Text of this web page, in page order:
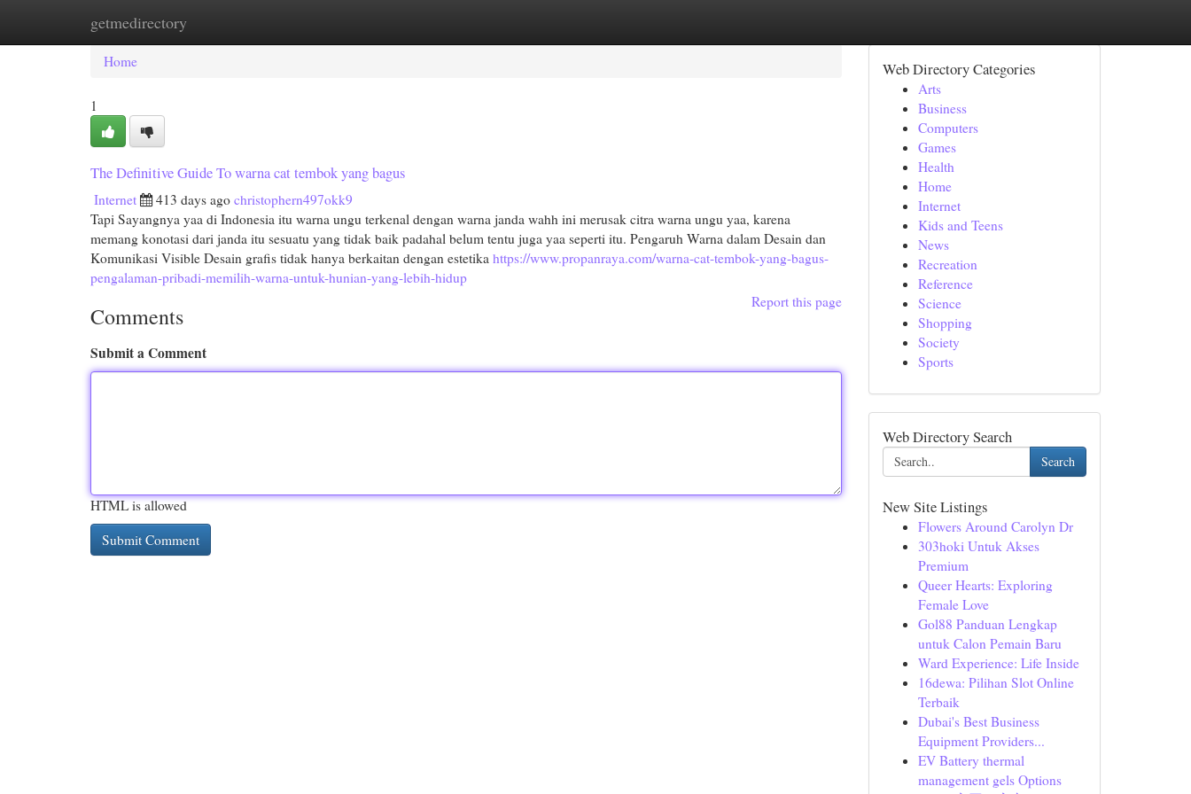
getmedirectory
Home New Site Listings
Home
1
The Definitive Guide To warna cat tembok yang bagus
Internet 413 days ago christophern497okk9
Tapi Sayangnya yaa di Indonesia itu warna ungu terkenal dengan warna janda wahh ini merusak citra warna ungu yaa, karena
memang konotasi dari janda itu sesuatu yang tidak baik padahal belum tentu juga yaa seperti itu. Pengaruh Warna dalam Desain dan
Komunikasi Visible Desain grafis tidak hanya berkaitan dengan estetika https://www.propanraya.com/warna-cat-tembok-yang-bagus-
pengalaman-pribadi-memilih-warna-untuk-hunian-yang-lebih-hidup
Report this page
Comments
Submit a Comment
HTML is allowed
Web Directory Categories
Arts
Business
Computers
Games
Health
Home
Internet
Kids and Teens
News
Recreation
Reference
Science
Shopping
Society
Sports
Web Directory Search
Search
New Site Listings
Flowers Around Carolyn Dr
303hoki Untuk Akses
Premium
Queer Hearts: Exploring
Female Love
Gol88 Panduan Lengkap
untuk Calon Pemain Baru
Ward Experience: Life Inside
16dewa: Pilihan Slot Online
Terbaik
Dubai's Best Business
Equipment Providers...
EV Battery thermal
management gels Options